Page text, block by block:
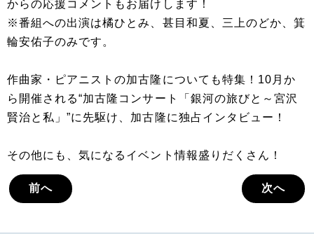
からの応援コメントもお届けします！
※番組への出演は橘ひとみ、甚目和夏、三上のどか、箕
輪安佑子のみです。
作曲家・ピアニストの加古隆についても特集！10月か
ら開催される“加古隆コンサート「銀河の旅びと～宮沢
賢治と私」”に先駆け、加古隆に独占インタビュー！
その他にも、気になるイベント情報盛りだくさん！
前へ 次へ